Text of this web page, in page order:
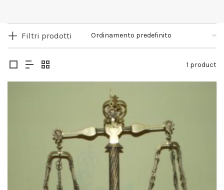
Filtri prodotti
1 product